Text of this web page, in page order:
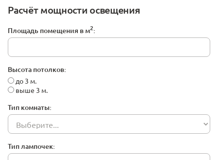
Расчёт мощности освещения
Площадь помещения в м2:
Высота потолков:
до 3 м.
выше 3 м.
Тип комнаты:
Тип лампочек: